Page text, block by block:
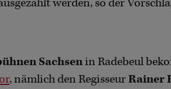
werden, so der
Sachsenin Radebeul
, nämlich den RegisseurRainer